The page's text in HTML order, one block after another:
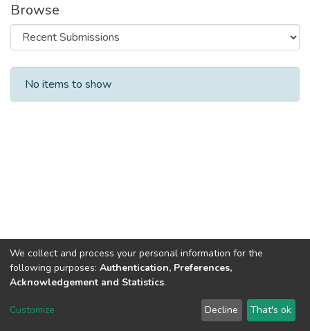
Browse
Recent Submissions
No items to show
DSpace software copyright © 2002-2026 LYRASIS
Send Feedback
We collect and process your personal information for the
following purposes: Authentication, Preferences,
Acknowledgement and Statistics.
Customize Decline That's ok